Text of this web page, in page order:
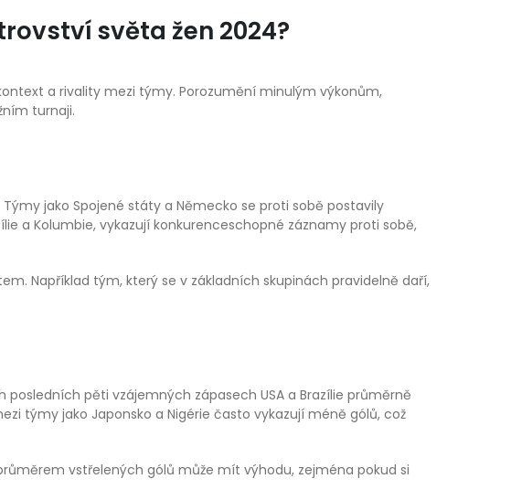
světa žen 2024?
a rivality mezi týmy. Porozumění minulým výkonům,
turnaji.
Týmy jako Spojené státy a Německo se proti sobě postavily
a Kolumbie, vykazují konkurenceschopné záznamy proti sobě,
Například tým, který se v základních skupinách pravidelně daří,
pěti vzájemných zápasech USA a Brazílie průměrně
týmy jako Japonsko a Nigérie často vykazují méně gólů, což
vstřelených gólů může mít výhodu, zejména pokud si